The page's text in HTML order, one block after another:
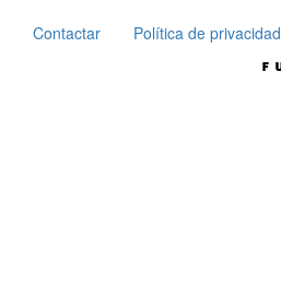
Pie
Contactar Política de privacidad